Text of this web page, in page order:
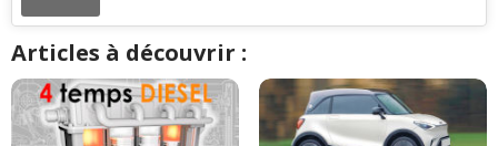
Articles à découvrir :